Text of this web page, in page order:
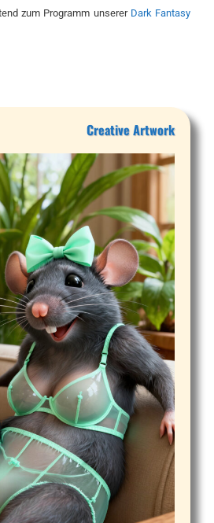
zum Programm unserer Dark Fantasy
Creative Artwork